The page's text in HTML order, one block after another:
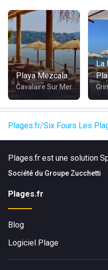
boissons au bar de La
Pour que votre venue soit
établissement propose
sécurité, la plage de La
nageurs. Nous mettons
douches privées et vous
avec la location de matelas
détente.
Playa Mezcala
Cavalaire Sur Mer
La
Plages.fr Six Fours Les
Plages.fr est une solution
Société du Groupe Zucchetti
Plages.fr
Blog
Logiciel Plage